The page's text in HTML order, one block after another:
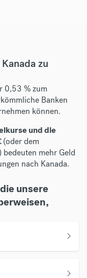
zu
0,53 % zum
Banken
können.
und die
(oder dem
mehr Geld
nach Kanada.
unsere